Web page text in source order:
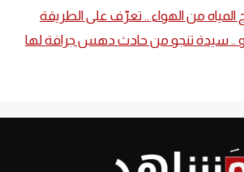
المياه من الهواء .. تعرّف على الطريقة
.. سيدة تنجو من حادث دهس جرافة لها